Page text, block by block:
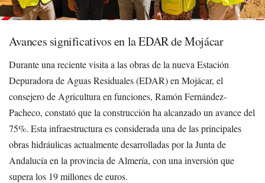
Avances significativos en la EDAR de Mojácar
Durante una reciente visita a las obras de la nueva Estación
Depuradora de Aguas Residuales (EDAR) en Mojácar, el
consejero de Agricultura en funciones, Ramón Fernández-
Pacheco, constató que la construcción ha alcanzado un avance del
75%. Esta infraestructura es considerada una de las principales
obras hidráulicas actualmente desarrolladas por la Junta de
Andalucía en la provincia de Almería, con una inversión que
supera los 19 millones de euros.